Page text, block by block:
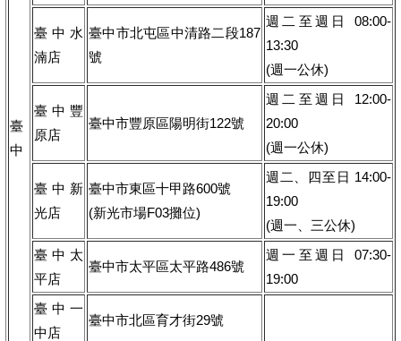
臺
中
臺中水
湳店
臺中市北屯區中清路二段187
號
週二至週日 08:00-
13:30
(週一公休)
臺中豐
原店
臺中市豐原區陽明街122號
週二至週日 12:00-
20:00
(週一公休)
臺中新
光店
臺中市東區十甲路600號
(新光市場F03攤位)
週二、四至日 14:00-
19:00
(週一、三公休)
臺中太
平店
臺中市太平區太平路486號
週一至週日 07:30-
19:00
臺中一
中店
臺中市北區育才街29號